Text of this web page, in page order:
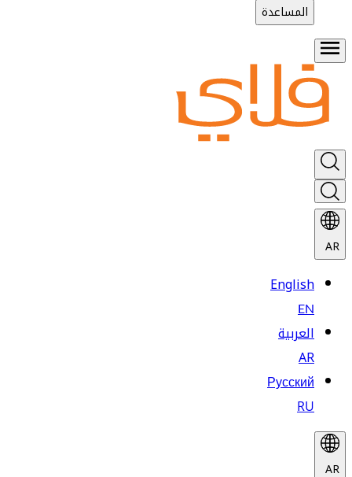
المساعدة
AR
English
EN
العربية
AR
Русский
RU
AR